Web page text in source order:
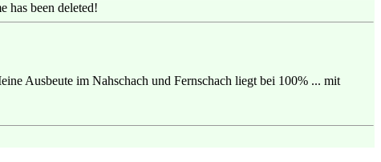
has been deleted!
Ausbeute im Nahschach und Fernschach liegt bei 100% ... mit